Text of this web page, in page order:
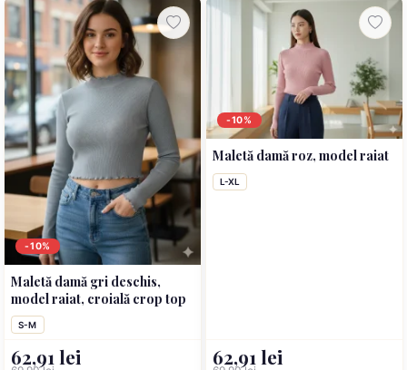
-10%
Maletă damă gri deschis,
model raiat, croială crop top
S-M
62,91 lei
-10%
Maletă damă roz, model raiat
L-XL
62,91 lei